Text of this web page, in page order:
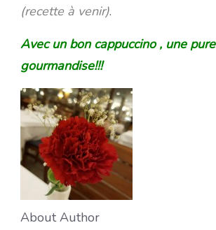
(recette à venir).
Avec un bon cappuccino , une pure
gourmandise!!!
About Author